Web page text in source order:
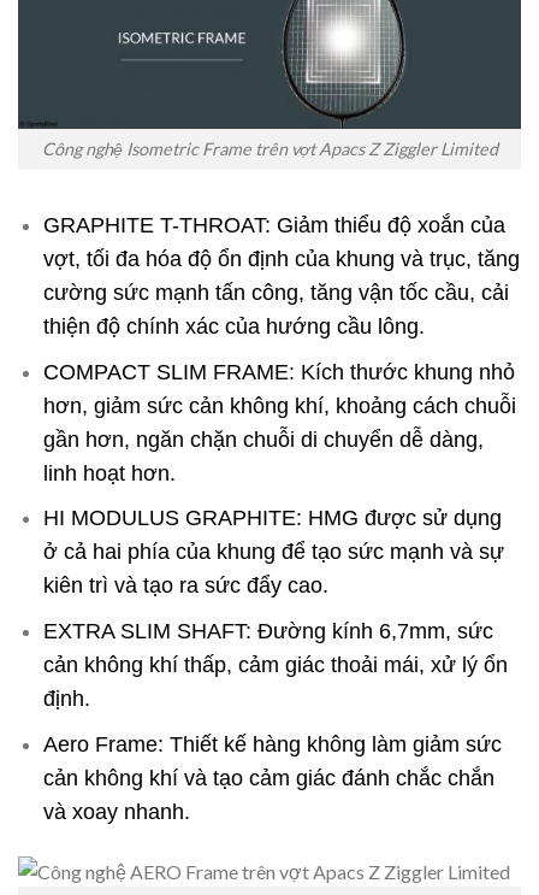
Công nghệ Isometric Frame trên vợt Apacs Z Ziggler Limited
GRAPHITE T-THROAT: Giảm thiểu độ xoắn của
vợt, tối đa hóa độ ổn định của khung và trục, tăng
cường sức mạnh tấn công, tăng vận tốc cầu, cải
thiện độ chính xác của hướng cầu lông.
COMPACT SLIM FRAME: Kích thước khung nhỏ
hơn, giảm sức cản không khí, khoảng cách chuỗi
gần hơn, ngăn chặn chuỗi di chuyển dễ dàng,
linh hoạt hơn.
HI MODULUS GRAPHITE: HMG được sử dụng
ở cả hai phía của khung để tạo sức mạnh và sự
kiên trì và tạo ra sức đẩy cao.
EXTRA SLIM SHAFT: Đường kính 6,7mm, sức
cản không khí thấp, cảm giác thoải mái, xử lý ổn
định.
Aero Frame: Thiết kế hàng không làm giảm sức
cản không khí và tạo cảm giác đánh chắc chắn
và xoay nhanh.